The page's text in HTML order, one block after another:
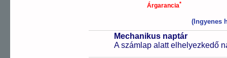
Árgarancia*
(Ingyenes
Mechanikus naptár
A számlap alatt elhelyezkedő